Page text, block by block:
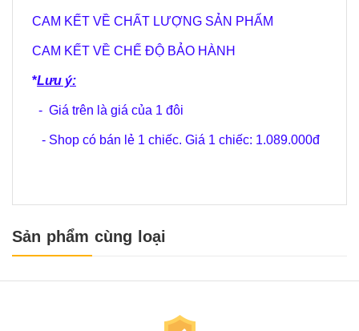
CAM KẾT VỀ CHẤT LƯỢNG SẢN PHẨM
CAM KẾT VỀ CHẾ ĐỘ BẢO HÀNH
*Lưu ý:
- Giá trên là giá của 1 đôi
- Shop có bán lẻ 1 chiếc. Giá 1 chiếc: 1.089.000đ
Sản phẩm cùng loại